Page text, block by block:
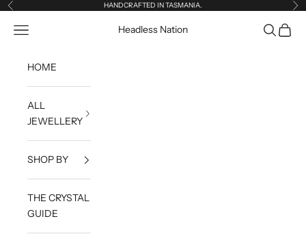
Skip to content
Previous HANDCRAFTED IN TASMANIA.
Headless Nation
Open navigation menu OpenOpen
HOME
ALL
JEWELLERY
SHOP BY
THE CRYSTAL
GUIDE